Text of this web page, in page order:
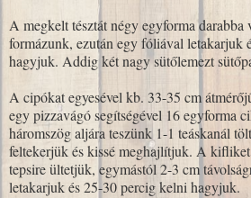
A megkelt tésztát négy egyforma
formázunk, ezután egy fóliával letakarjuk
hagyjuk. Addig két nagy sütőlemezt
A cipókat egyesével kb. 33-35 cm
egy pizzavágó segítségével 16 egyforma
háromszög aljára teszünk 1-1 teáskanál
feltekerjük és kissé meghajlítjuk. A
tepsire ültetjük, egymástól 2-3 cm
letakarjuk és 25-30 percig kelni hagyjuk.